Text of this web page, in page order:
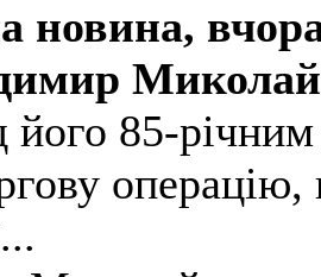
новина,
його 85-
операцію,